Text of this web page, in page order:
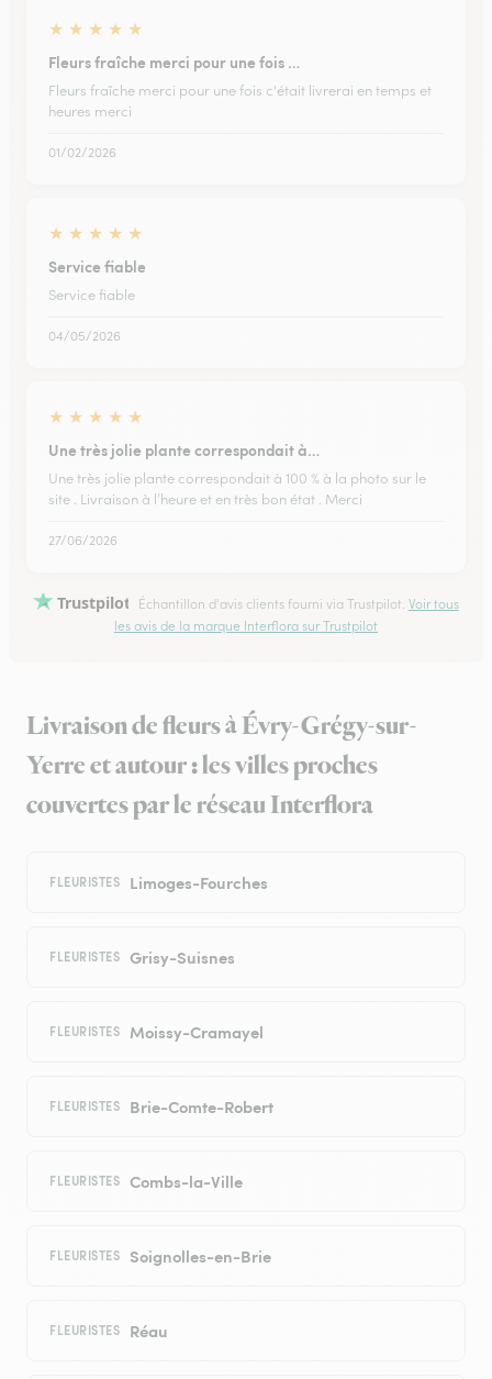
★ ★ ★ ★ ★
Fleurs fraîche merci pour une fois …
Fleurs fraîche merci pour une fois c'était livrerai en temps et
heures merci
01/02/2026
★ ★ ★ ★ ★
Service fiable
Service fiable
04/05/2026
★ ★ ★ ★ ★
Une très jolie plante correspondait à…
Une très jolie plante correspondait à 100 % à la photo sur le
site . Livraison à l’heure et en très bon état . Merci
27/06/2026
Trustpilot Échantillon d'avis clients fourni via Trustpilot. Voir tous
les avis de la marque Interflora sur Trustpilot
Livraison de fleurs à Évry-Grégy-sur-
Yerre et autour : les villes proches
couvertes par le réseau Interflora
FLEURISTES Limoges-Fourches
FLEURISTES Grisy-Suisnes
FLEURISTES Moissy-Cramayel
FLEURISTES Brie-Comte-Robert
FLEURISTES Combs-la-Ville
FLEURISTES Soignolles-en-Brie
FLEURISTES Réau